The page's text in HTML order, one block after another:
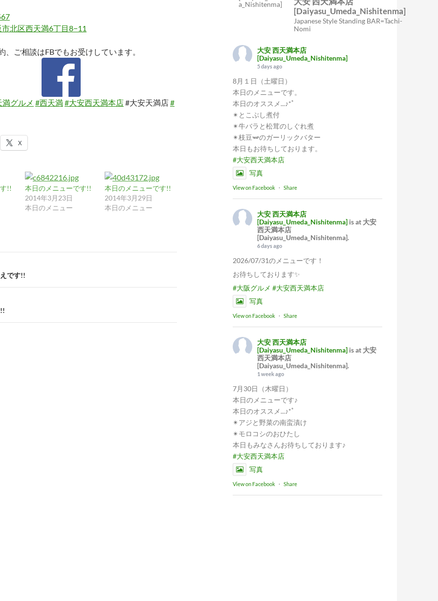
北区西天満6丁目8−11
、ご相談はFBでもお受けしています。
満グルメ #西天満#大安西天満本店#大安天満店#
X
!!
本日のメニューです!!
2014年3月23日
本日のメニュー
本日のメニューです!!
2014年3月29日
本日のメニュー
です!!
[Daiyasu_Umeda_Nishitenma]
Japanese Style Standing BAR=Tachi-
Nomi
大安 西天満本店
[Daiyasu_Umeda_Nishitenma]
5 days ago
8月１日（土曜日）
本日のメニューです。
本日のオススメ...♪*ﾟ
✴︎とこぶし煮付
✴︎牛バラと松茸のしぐれ煮
✴︎枝豆🫛のガーリックバター
本日もお待ちしております。
#大安西天満本店
写真
View on Facebook · Share
大安 西天満本店
[Daiyasu_Umeda_Nishitenma] is at 大安
西天満本店
[Daiyasu_Umeda_Nishitenma].
6 days ago
2026/07/31のメニューです！
お待ちしております✨
#大阪グルメ #大安西天満本店
写真
View on Facebook · Share
大安 西天満本店
[Daiyasu_Umeda_Nishitenma] is at 大安
西天満本店
[Daiyasu_Umeda_Nishitenma].
1 week ago
7月30日（木曜日）
本日のメニューです♪
本日のオススメ...♪*ﾟ
✴︎アジと野菜の南蛮漬け
✴︎モロコシのおひたし
本日もみなさんお待ちしております♪
#大安西天満本店
写真
View on Facebook · Share